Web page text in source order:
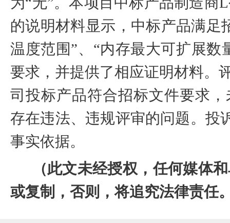
的说明材料显示，中标产品满足
温度范围”、“内存最大可扩展数
要求，并提供了相应证明材料。
司投标产品符合招标文件要求
存在违法、违规评审的问题。投
事实依据。
（此文未经授权，任何媒体
或复制，否则，将追究法律责任